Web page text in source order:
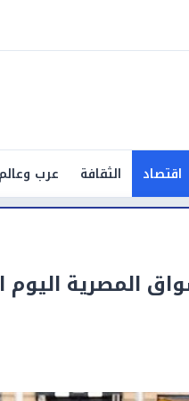
اقتصاد الثقافة عرب وعالم